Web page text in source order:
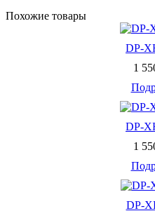
Похожие товары
DP-
1
DP-
1
DP-